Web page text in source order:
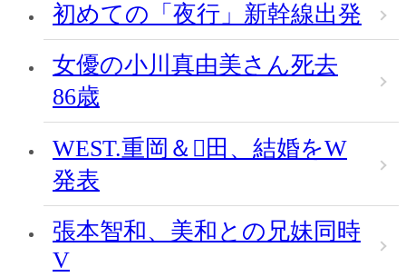
初めての「夜行」新幹線出発
女優の小川真由美さん死去
86歳
WEST.重岡＆田、結婚をW
発表
張本智和、美和との兄妹同時
V